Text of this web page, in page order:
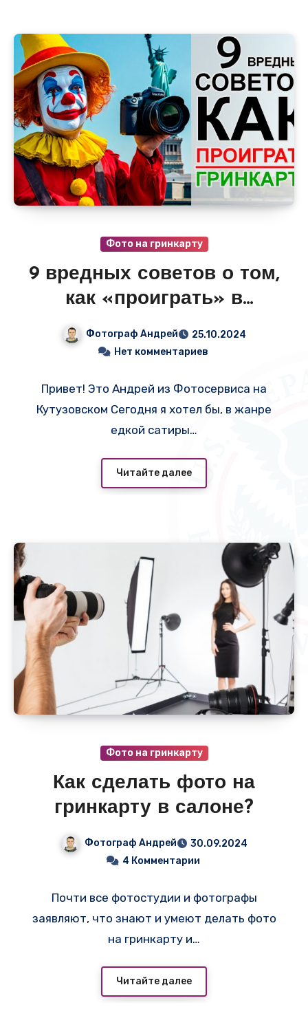
Фото на гринкарту
9 вредных советов о том,
как «проиграть» в
Фотограф Андрей
25.10.2024
Нет комментариев
Привет! Это Андрей из Фотосервиса на
Кутузовском Сегодня я хотел бы, в жанре
едкой сатиры…
Читайте далее
Фото на гринкарту
Как сделать фото на
гринкарту в салоне?
Фотограф Андрей
30.09.2024
4 Комментарии
Почти все фотостудии и фотографы
заявляют, что знают и умеют делать фото
на гринкарту и…
Читайте далее